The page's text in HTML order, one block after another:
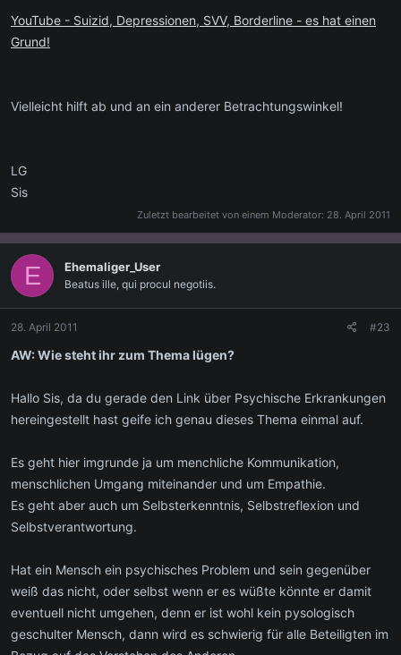
YouTube - Suizid, Depressionen, SVV, Borderline - es hat einen
Grund!
Vielleicht hilft ab und an ein anderer Betrachtungswinkel!
LG
Sis
Zuletzt bearbeitet von einem Moderator: 28. April 2011
E Ehemaliger_User
Beatus ille, qui procul negotiis.
28. April 2011 #23
AW: Wie steht ihr zum Thema lügen?
Hallo Sis, da du gerade den Link über Psychische Erkrankungen
hereingestellt hast geife ich genau dieses Thema einmal auf.
Es geht hier imgrunde ja um menchliche Kommunikation,
menschlichen Umgang miteinander und um Empathie.
Es geht aber auch um Selbsterkenntnis, Selbstreflexion und
Selbstverantwortung.
Hat ein Mensch ein psychisches Problem und sein gegenüber
weiß das nicht, oder selbst wenn er es wüßte könnte er damit
eventuell nicht umgehen, denn er ist wohl kein pysologisch
geschulter Mensch, dann wird es schwierig für alle Beteiligten im